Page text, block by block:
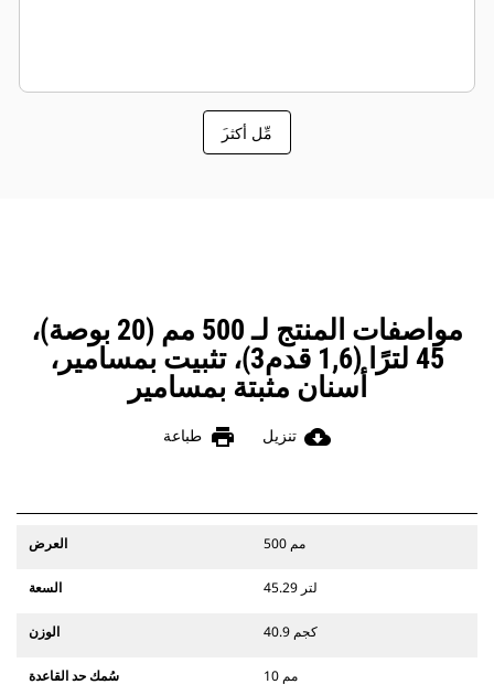
َمِّل أكثر
مواصفات المنتج لـ 500 مم (20 بوصة)،
45 لترًا (1,6 قدم3)، تثبيت بمسامير،
أسنان مثبتة بمسامير
cloud_download تنزيل print طباعة
العرض 500 مم
السعة 45.29 لتر
الوزن 40.9 كجم
سُمك حد القاعدة 10 مم